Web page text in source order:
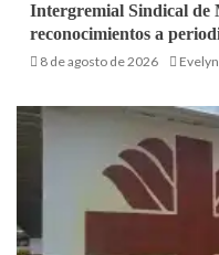
Intergremial Sindical de
reconocimientos a
8 de agosto de 2026